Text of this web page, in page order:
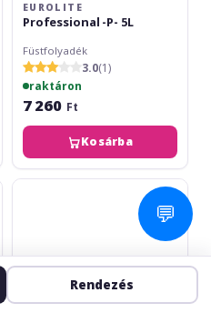
EUROLITE
Professional -P- 5L
Füstfolyadék
3.0(1)
raktáron
7 260 Ft
Kosárba
Cameo
Rendezés
💬